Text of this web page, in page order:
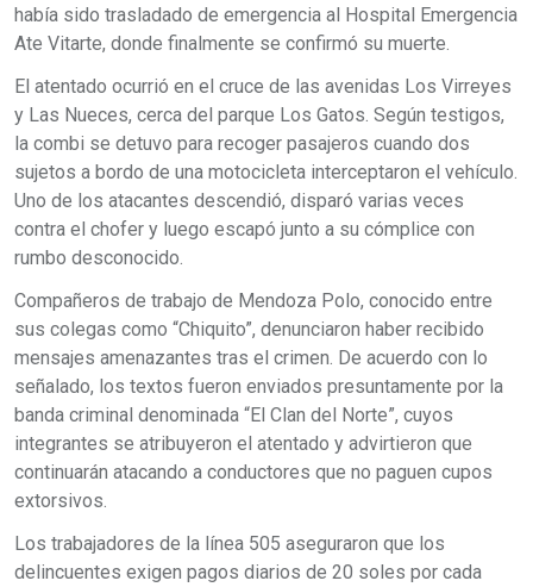
había sido trasladado de emergencia al Hospital Emergencia
Ate Vitarte, donde finalmente se confirmó su muerte.
El atentado ocurrió en el cruce de las avenidas Los Virreyes
y Las Nueces, cerca del parque Los Gatos. Según testigos,
la combi se detuvo para recoger pasajeros cuando dos
sujetos a bordo de una motocicleta interceptaron el vehículo.
Uno de los atacantes descendió, disparó varias veces
contra el chofer y luego escapó junto a su cómplice con
rumbo desconocido.
Compañeros de trabajo de Mendoza Polo, conocido entre
sus colegas como “Chiquito”, denunciaron haber recibido
mensajes amenazantes tras el crimen. De acuerdo con lo
señalado, los textos fueron enviados presuntamente por la
banda criminal denominada “El Clan del Norte”, cuyos
integrantes se atribuyeron el atentado y advirtieron que
continuarán atacando a conductores que no paguen cupos
extorsivos.
Los trabajadores de la línea 505 aseguraron que los
delincuentes exigen pagos diarios de 20 soles por cada